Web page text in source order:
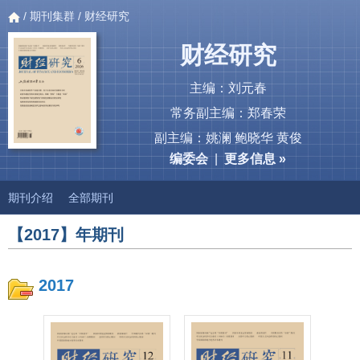
/ 期刊集群 / 财经研究
财经研究
主编：刘元春
常务副主编：郑春荣
副主编：姚澜 鲍晓华 黄俊
编委会|更多信息 »
期刊介绍 全部期刊
【2017】年期刊
2017